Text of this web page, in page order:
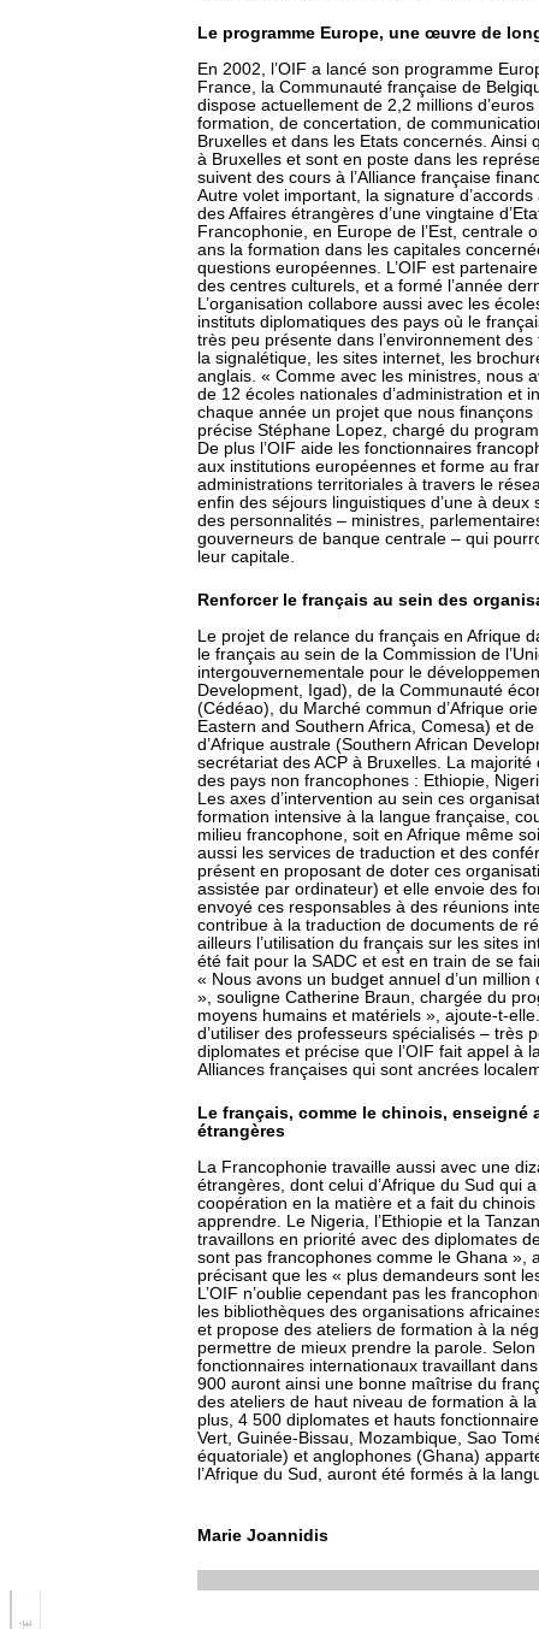
Le programme Europe, une œuvre de
En 2002, l’OIF a lancé son programme
France, la Communauté française de
dispose actuellement de 2,2 millions
formation, de concertation, de
Bruxelles et dans les Etats concernés.
à Bruxelles et sont en poste dans les
suivent des cours à l’Alliance française
Autre volet important, la signature
des Affaires étrangères d’une vingtaine
Francophonie, en Europe de l’Est, centrale
ans la formation dans les capitales
questions européennes. L’OIF est
des centres culturels, et a formé l’année
L’organisation collabore aussi avec les
instituts diplomatiques des pays où le
très peu présente dans l’environnement
la signalétique, les sites internet, les
anglais. « Comme avec les ministres, nous
de 12 écoles nationales d’administration et
chaque année un projet que nous
précise Stéphane Lopez, chargé du
De plus l’OIF aide les fonctionnaires
aux institutions européennes et forme au
administrations territoriales à travers le
enfin des séjours linguistiques d’une à
des personnalités – ministres,
gouverneurs de banque centrale – qui
leur capitale.
Renforcer le français au sein des
Le projet de relance du français en Afrique
le français au sein de la Commission de
intergouvernementale pour le
Development, Igad), de la Communauté
(Cédéao), du Marché commun d’Afrique
Eastern and Southern Africa, Comesa) et
d’Afrique australe (Southern African
secrétariat des ACP à Bruxelles. La
des pays non francophones : Ethiopie,
Les axes d’intervention au sein ces
formation intensive à la langue française,
milieu francophone, soit en Afrique même
aussi les services de traduction et des
présent en proposant de doter ces
assistée par ordinateur) et elle envoie des
envoyé ces responsables à des réunions
contribue à la traduction de documents de
ailleurs l’utilisation du français sur les sites
été fait pour la SADC et est en train de se
« Nous avons un budget annuel d’un
», souligne Catherine Braun, chargée du
moyens humains et matériels », ajoute-t-
d’utiliser des professeurs spécialisés – très
diplomates et précise que l’OIF fait appel à
Alliances françaises qui sont ancrées
Le français, comme le chinois,
étrangères
La Francophonie travaille aussi avec une
étrangères, dont celui d’Afrique du Sud qui
coopération en la matière et a fait du
apprendre. Le Nigeria, l’Ethiopie et la
travaillons en priorité avec des diplomates
sont pas francophones comme le Ghana »,
précisant que les « plus demandeurs sont
L’OIF n’oublie cependant pas les
les bibliothèques des organisations
et propose des ateliers de formation à la
permettre de mieux prendre la parole.
fonctionnaires internationaux travaillant
900 auront ainsi une bonne maîtrise du
des ateliers de haut niveau de formation à
plus, 4 500 diplomates et hauts
Vert, Guinée-Bissau, Mozambique, Sao
équatoriale) et anglophones (Ghana)
l’Afrique du Sud, auront été formés à la
Marie Joannidis